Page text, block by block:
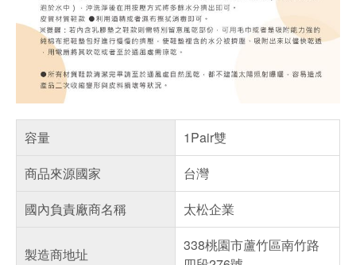
容量
1Pair雙
商品來源國家
台灣
國內負責廠商名稱
太松企業
製造商地址
338桃園市蘆竹區南竹路